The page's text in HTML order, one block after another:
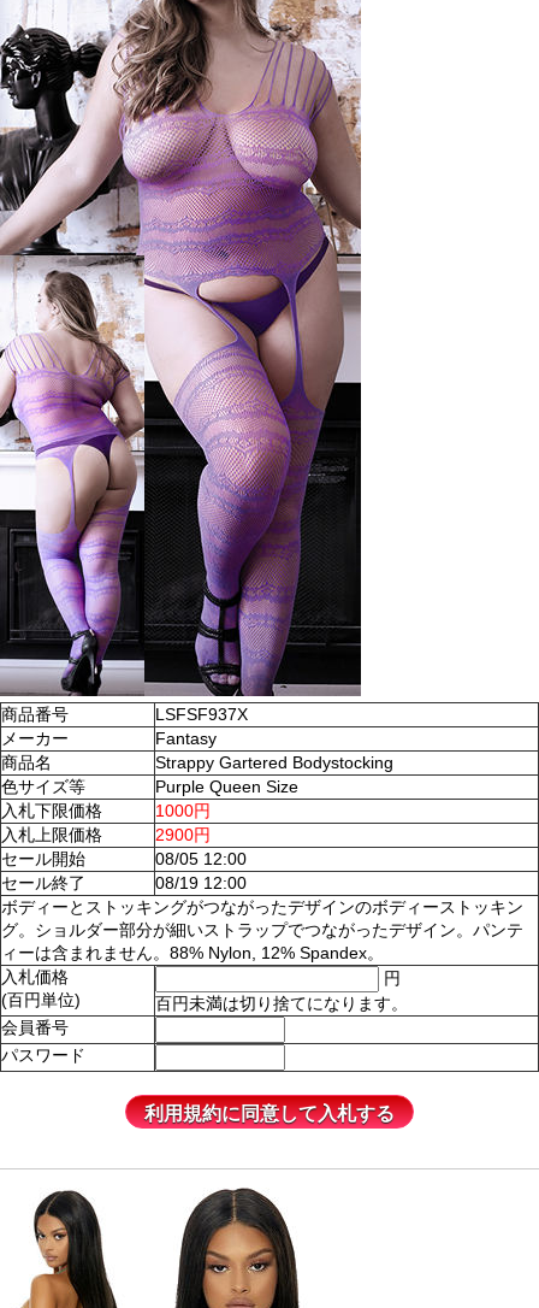
商品番号
LSFSF937X
メーカー
Fantasy
商品名
Strappy Gartered Bodystocking
色サイズ等
Purple Queen Size
入札下限価格
1000円
入札上限価格
2900円
セール開始
08/05 12:00
セール終了
08/19 12:00
ボディーとストッキングがつながったデザインのボディーストッキン
グ。ショルダー部分が細いストラップでつながったデザイン。パンテ
ィーは含まれません。88% Nylon, 12% Spandex。
入札価格
(百円単位)
円
百円未満は切り捨てになります。
会員番号
パスワード